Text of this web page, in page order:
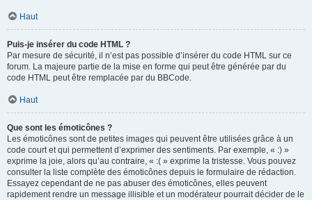
Haut
Puis-je insérer du code HTML ?
Par mesure de sécurité, il n’est pas possible d’insérer du code HTML sur ce
forum. La majeure partie de la mise en forme qui peut être générée par du
code HTML peut être remplacée par du BBCode.
Haut
Que sont les émoticônes ?
Les émoticônes sont de petites images qui peuvent être utilisées grâce à un
code court et qui permettent d’exprimer des sentiments. Par exemple, « :) »
exprime la joie, alors qu’au contraire, « :( » exprime la tristesse. Vous pouvez
consulter la liste complète des émoticônes depuis le formulaire de rédaction.
Essayez cependant de ne pas abuser des émoticônes, elles peuvent
rapidement rendre un message illisible et un modérateur pourrait décider de le